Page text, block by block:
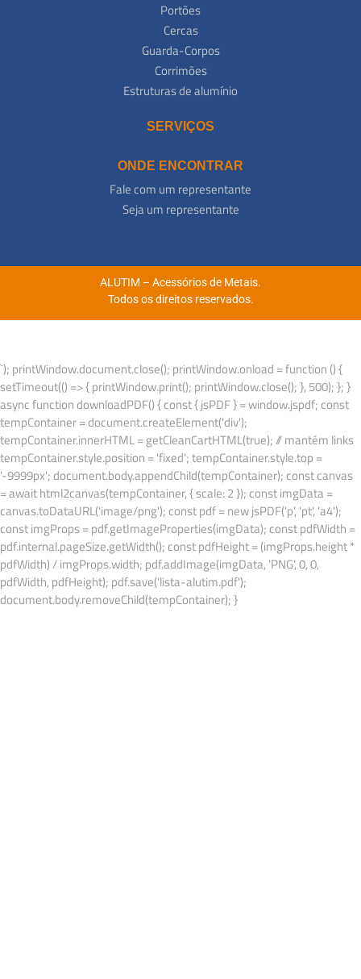
Portões
Cercas
Guarda-Corpos
Corrimões
Estruturas de alumínio
SERVIÇOS
ONDE ENCONTRAR
Fale com um representante
Seja um representante
ALUTIM – Acessórios de Metais.
Todos os direitos reservados.
`); printWindow.document.close(); printWindow.onload = function () {
setTimeout(() => { printWindow.print(); printWindow.close(); }, 500); }; }
async function downloadPDF() { const { jsPDF } = window.jspdf; const
tempContainer = document.createElement('div');
tempContainer.innerHTML = getCleanCartHTML(true); // mantém links
tempContainer.style.position = 'fixed'; tempContainer.style.top =
'-9999px'; document.body.appendChild(tempContainer); const canvas
= await html2canvas(tempContainer, { scale: 2 }); const imgData =
canvas.toDataURL('image/png'); const pdf = new jsPDF('p', 'pt', 'a4');
const imgProps = pdf.getImageProperties(imgData); const pdfWidth =
pdf.internal.pageSize.getWidth(); const pdfHeight = (imgProps.height *
pdfWidth) / imgProps.width; pdf.addImage(imgData, 'PNG', 0, 0,
pdfWidth, pdfHeight); pdf.save('lista-alutim.pdf');
document.body.removeChild(tempContainer); }